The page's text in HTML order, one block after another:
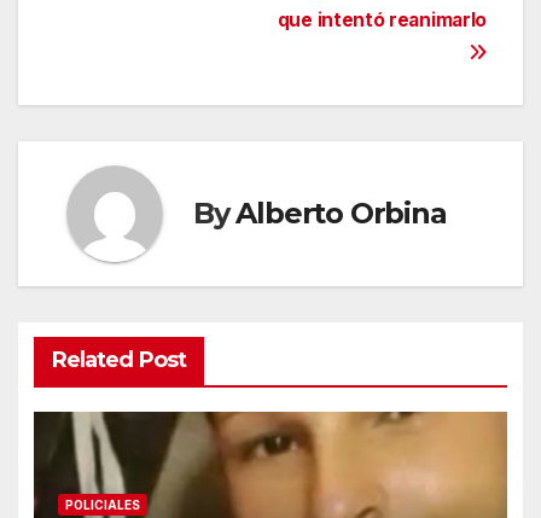
que intentó reanimarlo
ByAlberto Orbina
Related Post
POLICIALES